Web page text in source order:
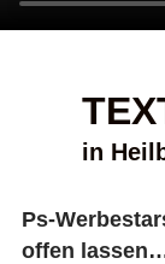
in
Ps-
offen